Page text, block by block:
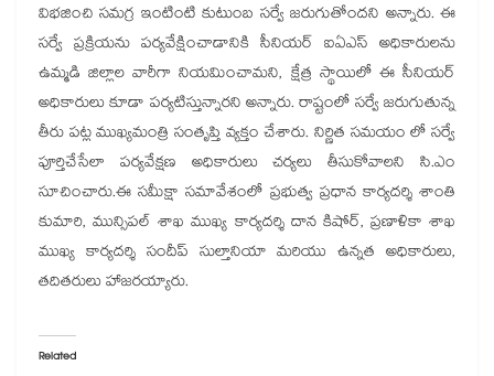
విభజించి సమగ్ర ఇంటింటి కుటుంబ సర్వే జరుగుతోందని అన్నారు. ఈ
సర్వే ప్రక్రియను పర్యవేక్షించాడానికి సీనియర్ ఐఏఎస్ అధికారులను
ఉమ్మడి జిల్లాల వారీగా నియమించామని, క్షేత్ర స్థాయిలో ఈ సీనియర్
అధికారులు కూడా పర్యటిస్తున్నారని అన్నారు. రాష్టంలో సర్వే జరుగుతున్న
తీరు పట్ల ముఖ్యమంత్రి సంతృప్తి వ్యక్తం చేశారు. నిర్ణిత సమయం లో సర్వే
పూర్తిచేసేలా పర్యవేక్షణ అధికారులు చర్యలు తీసుకోవాలని సి.ఎం
సూచించారు.ఈ సమీక్షా సమావేశంలో ప్రభుత్వ ప్రధాన కార్యదర్శి శాంతి
కుమారి, మున్సిపల్ శాఖ ముఖ్య కార్యదర్శి దాన కిషోర్, ప్రణాళికా శాఖ
ముఖ్య కార్యదర్శి సందీప్ సుల్తానియా మరియు ఉన్నత అధికారులు,
తదితరులు హాజరయ్యారు.
Related